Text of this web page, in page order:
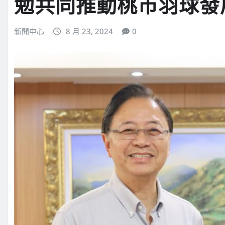
新聞中心 8 月 23, 2024 0